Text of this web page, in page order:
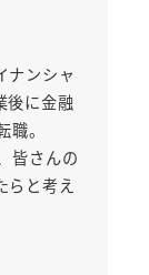
ナンシャ
後に金融
。
皆さんの
らと考え